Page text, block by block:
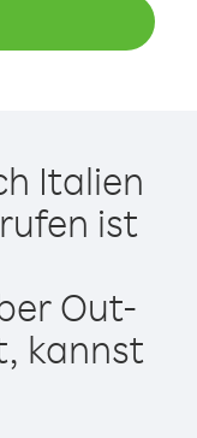
Italien
ist
Out-
kannst